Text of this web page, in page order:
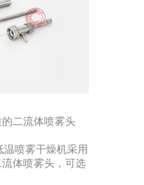
二流体喷雾头
喷雾干燥机采用
体喷雾头，可选